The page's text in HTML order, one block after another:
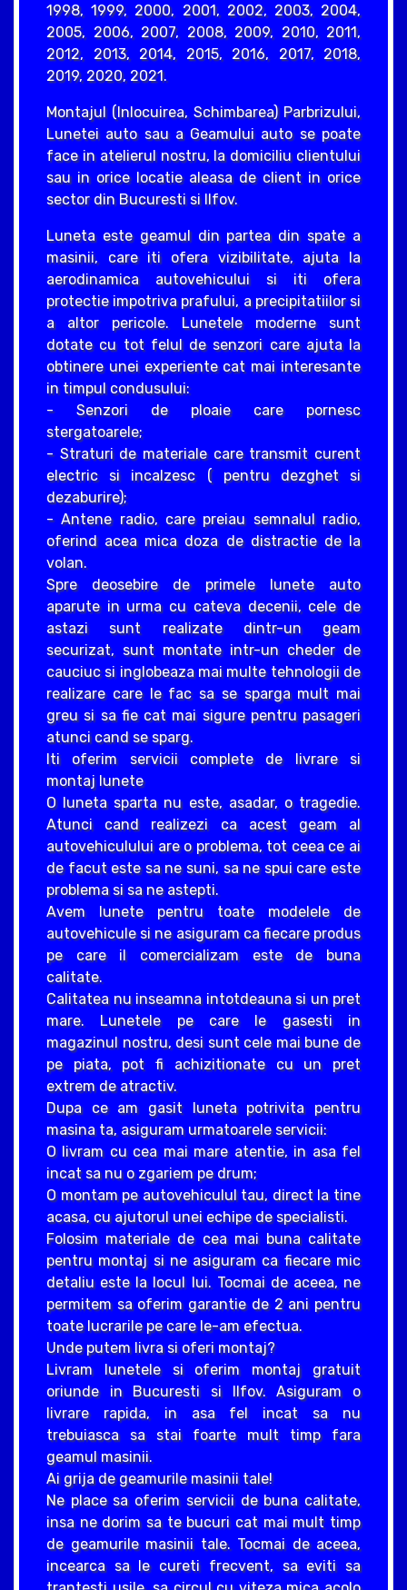
1998, 1999, 2000, 2001, 2002, 2003, 2004,
2005, 2006, 2007, 2008, 2009, 2010, 2011,
2012, 2013, 2014, 2015, 2016, 2017, 2018,
2019, 2020, 2021.
Montajul (Inlocuirea, Schimbarea) Parbrizului,
Lunetei auto sau a Geamului auto se poate
face in atelierul nostru, la domiciliu clientului
sau in orice locatie aleasa de client in orice
sector din Bucuresti si Ilfov.
Luneta este geamul din partea din spate a
masinii, care iti ofera vizibilitate, ajuta la
aerodinamica autovehicului si iti ofera
protectie impotriva prafului, a precipitatiilor si
a altor pericole. Lunetele moderne sunt
dotate cu tot felul de senzori care ajuta la
obtinere unei experiente cat mai interesante
in timpul condusului:
- Senzori de ploaie care pornesc
stergatoarele;
- Straturi de materiale care transmit curent
electric si incalzesc ( pentru dezghet si
dezaburire);
- Antene radio, care preiau semnalul radio,
oferind acea mica doza de distractie de la
volan.
Spre deosebire de primele lunete auto
aparute in urma cu cateva decenii, cele de
astazi sunt realizate dintr-un geam
securizat, sunt montate intr-un cheder de
cauciuc si inglobeaza mai multe tehnologii de
realizare care le fac sa se sparga mult mai
greu si sa fie cat mai sigure pentru pasageri
atunci cand se sparg.
Iti oferim servicii complete de livrare si
montaj lunete
O luneta sparta nu este, asadar, o tragedie.
Atunci cand realizezi ca acest geam al
autovehiculului are o problema, tot ceea ce ai
de facut este sa ne suni, sa ne spui care este
problema si sa ne astepti.
Avem lunete pentru toate modelele de
autovehicule si ne asiguram ca fiecare produs
pe care il comercializam este de buna
calitate.
Calitatea nu inseamna intotdeauna si un pret
mare. Lunetele pe care le gasesti in
magazinul nostru, desi sunt cele mai bune de
pe piata, pot fi achizitionate cu un pret
extrem de atractiv.
Dupa ce am gasit luneta potrivita pentru
masina ta, asiguram urmatoarele servicii:
O livram cu cea mai mare atentie, in asa fel
incat sa nu o zgariem pe drum;
O montam pe autovehiculul tau, direct la tine
acasa, cu ajutorul unei echipe de specialisti.
Folosim materiale de cea mai buna calitate
pentru montaj si ne asiguram ca fiecare mic
detaliu este la locul lui. Tocmai de aceea, ne
permitem sa oferim garantie de 2 ani pentru
toate lucrarile pe care le-am efectua.
Unde putem livra si oferi montaj?
Livram lunetele si oferim montaj gratuit
oriunde in Bucuresti si Ilfov. Asiguram o
livrare rapida, in asa fel incat sa nu
trebuiasca sa stai foarte mult timp fara
geamul masinii.
Ai grija de geamurile masinii tale!
Ne place sa oferim servicii de buna calitate,
insa ne dorim sa te bucuri cat mai mult timp
de geamurile masinii tale. Tocmai de aceea,
incearca sa le cureti frecvent, sa eviti sa